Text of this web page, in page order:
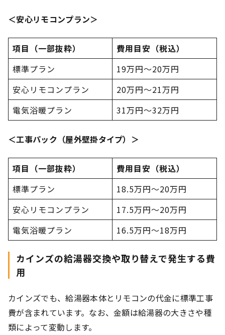
＜安心リモコンプラン＞
項目（一部抜粋）
費用目安（税込）
標準プラン
19万円～20万円
安心リモコンプラン
20万円～21万円
電気浴暖プラン
31万円～32万円
＜工事パック（屋外壁掛タイプ）＞
項目（一部抜粋）
費用目安（税込）
標準プラン
18.5万円～20万円
安心リモコンプラン
17.5万円～20万円
電気浴暖プラン
16.5万円～18万円
カインズの給湯器交換や取り替えで発生する費
用
カインズでも、給湯器本体とリモコンの代金に標準工事
費が含まれています。なお、金額は給湯器の大きさや種
類によって変動します。